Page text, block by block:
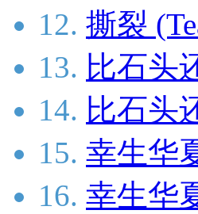
12. 撕裂
13. 比石头
14. 比石头
15. 幸生华
16. 幸生华